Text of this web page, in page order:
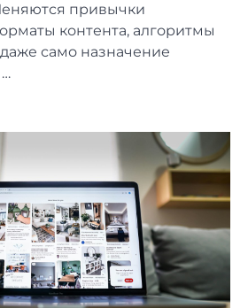
привычки
контента, алгоритмы
само назначение